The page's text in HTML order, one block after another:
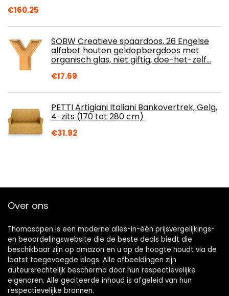
€160.25
SOBW Creatieve spaardoos, 26 Engelse
alfabet houten geldopbergdoos met
organisch glas, niet giftig, doe-het-zelf…
€17.69
PETTI Artigiani Italiani Bankovertrek, Gelg,
4-zits (170 tot 280 cm)
€31.92
Over ons
Thomasopen is een moderne alles-in-één prijsvergelijkings-
en beoordelingswebsite die de beste deals biedt die
beschikbaar zijn op amazon en u op de hoogte houdt via de
laatst toegevoegde blogs. Alle afbeeldingen zijn
auteursrechtelijk beschermd door hun respectievelijke
eigenaren. Alle geciteerde inhoud is afgeleid van hun
respectievelijke bronnen.